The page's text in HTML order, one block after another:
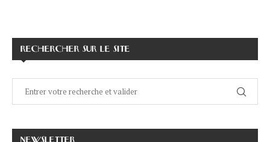
RECHERCHER SUR LE SITE
NEWSLETTER